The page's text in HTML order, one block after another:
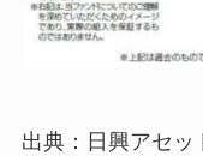
出典：日興アセ